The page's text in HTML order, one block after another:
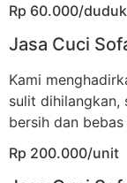
Rp 60.000/
Jasa Cuci
Kami
sulit
bersih dan
Rp 200.000/unit